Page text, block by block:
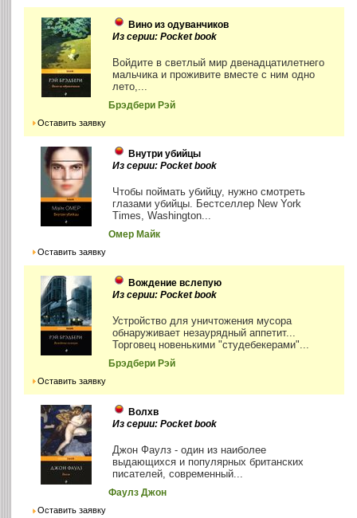
Вино из одуванчиков
Из серии: Pocket book
Войдите в светлый мир двенадцатилетнего
мальчика и проживите вместе с ним одно
лето,...
Брэдбери Рэй
Оставить заявку
Внутри убийцы
Из серии: Pocket book
Чтобы поймать убийцу, нужно смотреть
глазами убийцы. Бестселлер New York
Times, Washington...
Омер Майк
Оставить заявку
Вождение вслепую
Из серии: Pocket book
Устройство для уничтожения мусора
обнаруживает незаурядный аппетит...
Торговец новенькими "студебекерами"...
Брэдбери Рэй
Оставить заявку
Волхв
Из серии: Pocket book
Джон Фаулз - один из наиболее
выдающихся и популярных британских
писателей, современный...
Фаулз Джон
Оставить заявку